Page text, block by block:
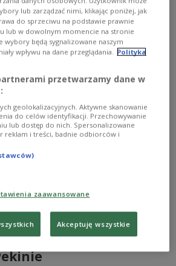
więcejarrow_forward
Finów. Rosjanie
lub zarządzać nimi, klikając poniżej, jak
do sprzeciwu na podstawie prawnie
lub w dowolnym momencie na stronie
wybory będą sygnalizowane naszym
wpływu na dane przeglądania. Polityka
przetwarzamy dane w
geolokalizacyjnych. Aktywne skanowanie
do celów identyfikacji. Przechowywanie
lub dostęp do nich. Spersonalizowane
reklam i treści, badnie odbiorców i
zaawansowane
Akceptuję wszystkie